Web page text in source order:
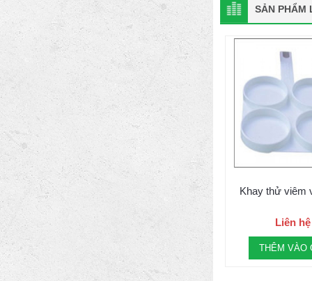
SẢN PHẨM
Khay thử viêm
Liên hệ
THÊM VÀO